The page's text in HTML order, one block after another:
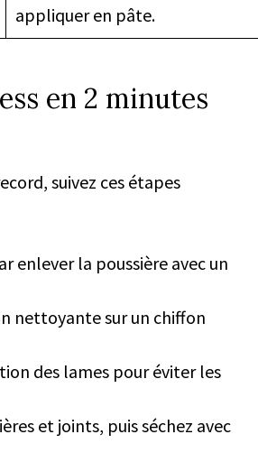
appliquer en pâte.
en 2 minutes
suivez ces étapes
enlever la poussière avec un
nettoyante sur un chiffon
des lames pour éviter les
et joints, puis séchez avec